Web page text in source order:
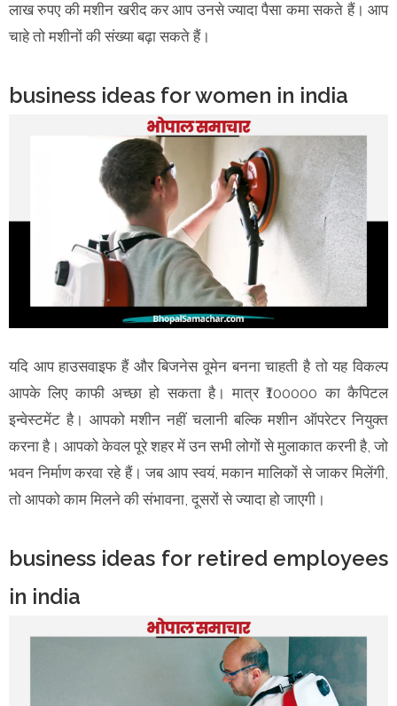
लाख रुपए की मशीन खरीद कर आप उनसे ज्यादा पैसा कमा सकते हैं। आप
चाहे तो मशीनों की संख्या बढ़ा सकते हैं।
business ideas for women in india
यदि आप हाउसवाइफ हैं और बिजनेस वूमेन बनना चाहती है तो यह विकल्प
आपके लिए काफी अच्छा हो सकता है। मात्र ₹100000 का कैपिटल
इन्वेस्टमेंट है। आपको मशीन नहीं चलानी बल्कि मशीन ऑपरेटर नियुक्त
करना है। आपको केवल पूरे शहर में उन सभी लोगों से मुलाकात करनी है, जो
भवन निर्माण करवा रहे हैं। जब आप स्वयं, मकान मालिकों से जाकर मिलेंगी,
तो आपको काम मिलने की संभावना, दूसरों से ज्यादा हो जाएगी।
business ideas for retired employees
in india